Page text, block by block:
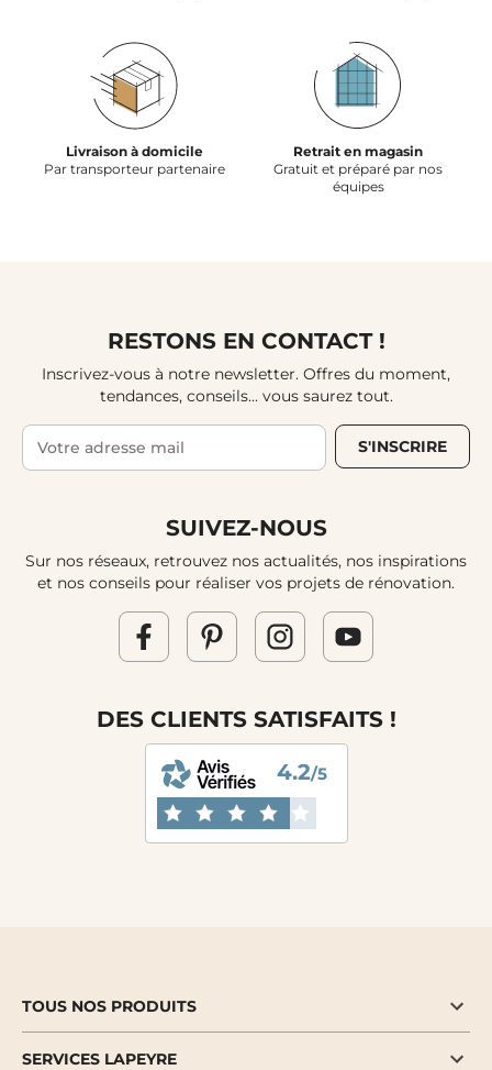
Livraison à domicile
Par transporteur partenaire
Retrait en magasin
Gratuit et préparé par nos
équipes
RESTONS EN CONTACT !
Inscrivez-vous à notre newsletter. Offres du moment,
tendances, conseils... vous saurez tout.
S'INSCRIRE
SUIVEZ-NOUS
Sur nos réseaux, retrouvez nos actualités, nos inspirations
et nos conseils pour réaliser vos projets de rénovation.
DES CLIENTS SATISFAITS !
4.2/5
TOUS NOS PRODUITS
SERVICES LAPEYRE